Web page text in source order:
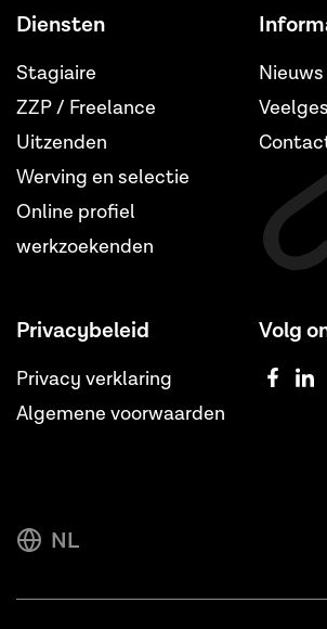
Diensten
Stagiaire
ZZP / Freelance
Uitzenden
Werving en selectie
Online profiel
werkzoekenden
Nieuws
Privacybeleid
Privacy verklaring
Algemene voorwaarden
Volg
NL